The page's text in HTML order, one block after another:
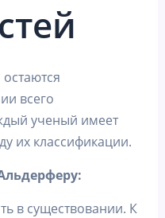
всего
ученый имеет
их классификации.
в существовании. К